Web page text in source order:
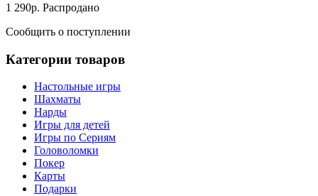
1 290р. Распродано
Сообщить о поступлении
Категории товаров
Настольные игры
Шахматы
Нарды
Игры для детей
Игры по Сериям
Головоломки
Покер
Карты
Подарки